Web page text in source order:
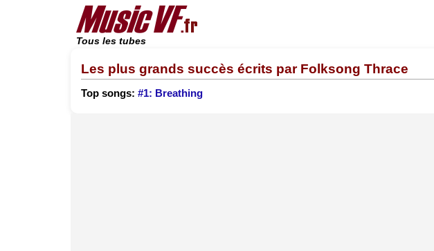
Tous les tubes
Les plus grands succès écrits par Folksong Thrace
Top songs: #1: Breathing